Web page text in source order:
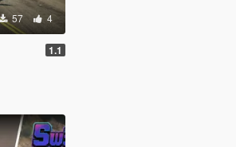
57 4
1.1